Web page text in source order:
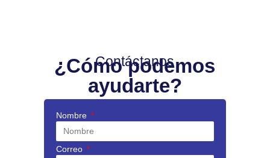
Contáctanos
¿Cómo podemos
ayudarte?
Nombre
Correo